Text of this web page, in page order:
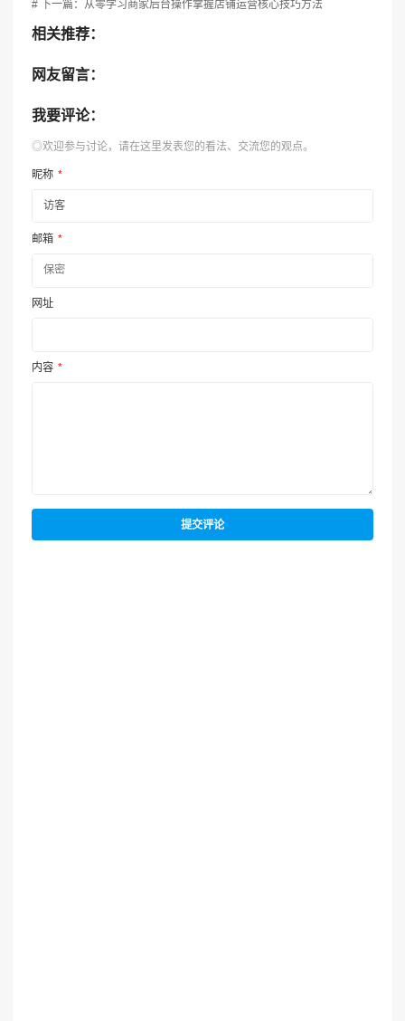
# 下一篇：从零学习商家后台操作掌握店铺运营核心技巧方法
相关推荐：
网友留言：
我要评论：
◎欢迎参与讨论，请在这里发表您的看法、交流您的观点。
昵称 *
邮箱 *
网址
内容 *